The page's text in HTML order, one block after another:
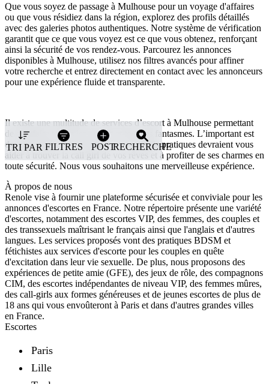
Que vous soyez de passage à Mulhouse pour un voyage d'affaires
ou que vous résidiez dans la région, explorez des profils détaillés
avec des galeries photos authentiques. Notre système de vérification
garantit que ce que vous voyez est ce que vous obtenez, renforçant
ainsi la sécurité de vos rendez-vous. Parcourez les annonces
disponibles à Mulhouse, utilisez nos filtres avancés pour affiner
votre recherche et entrez directement en contact avec les annonceurs
pour une expérience fluide et transparente.
Il existe une multitude de services d’escort à Mulhouse permettant
de satisfaire toutes les envies et tous les fantasmes. L’important est
de savoir faire le bon choix. Ces conseils pratiques devraient vous
aider à trouver la call girl de vos rêves et à profiter de ses charmes en
toute sécurité. Nous vous souhaitons une merveilleuse expérience.
TRI PAR FILTRES POSTRECHERCHE
Sexe
Femme
Ville
Mulhouse
Nationalité
Orientation
Couleur de cheveux
Incall
Outcall
18 — 64
À propos de nous
Renole vise à fournir une plateforme sécurisée et conviviale pour les
annonces d'escortes en France. Notre répertoire présente une variété
d'escortes, notamment des escortes VIP, des femmes, des couples et
des transsexuels maîtrisant le français ainsi que l'anglais et d'autres
langues. Les services proposés vont des pratiques BDSM et
fétichistes aux services d'escorte pour les couples en quête
d'excitation dans leur vie sexuelle. De plus, nous proposons des
expériences de petite amie (GFE), des jeux de rôle, des compagnons
CIM, des escortes indépendantes de niveau VIP, des femmes mûres,
des call-girls aux formes généreuses et de jeunes escortes de plus de
18 ans qui vous envoûteront à Paris et dans d'autres grandes villes
en France.
Escortes
Paris
Lille